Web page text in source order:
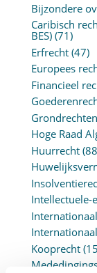
Bijzondere
Caribisch
BES)(71)
Erfrecht(47)
Europees
Financieel
Hoge Raad
Huurrecht
Intellectuele-
Kooprecht